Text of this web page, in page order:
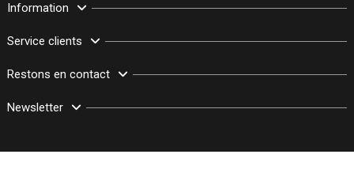
Information
Service clients
Restons en contact
Newsletter